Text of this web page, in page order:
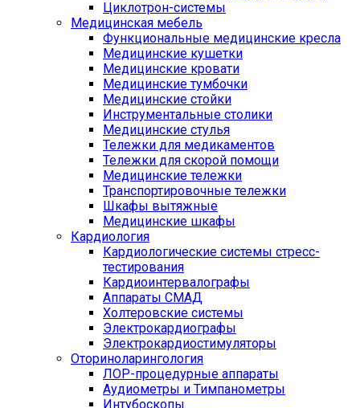
Циклотрон-системы
Медицинская мебель
Функциональные медицинские кресла
Медицинские кушетки
Медицинские кровати
Медицинские тумбочки
Медицинские стойки
Инструментальные столики
Медицинские стулья
Тележки для медикаментов
Тележки для скорой помощи
Медицинские тележки
Транспортировочные тележки
Шкафы вытяжные
Медицинские шкафы
Кардиология
Кардиологические системы стресс-
тестирования
Кардиоинтервалографы
Аппараты СМАД
Холтеровские системы
Электрокардиографы
Электрокардиостимуляторы
Оториноларингология
ЛОР-процедурные аппараты
Аудиометры и Тимпанометры
Интубоскопы